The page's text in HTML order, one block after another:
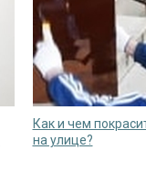
Как и чем
на улице?